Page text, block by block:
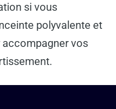
si vous
polyvalente et
vos